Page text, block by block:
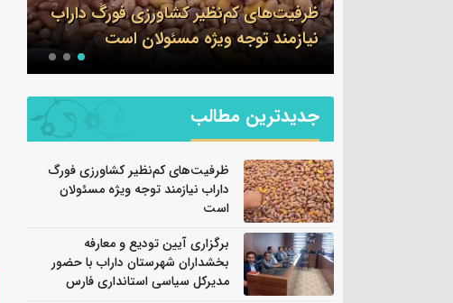
ظرفیت‌های کم‌نظیر کشاورزی فورگ داراب
نیازمند توجه ویژه مسئولان است
جدیدترین مطالب
ظرفیت‌های کم‌نظیر کشاورزی فورگ
داراب نیازمند توجه ویژه مسئولان
است
برگزاری آیین تودیع و معارفه
بخشداران شهرستان داراب با حضور
مدیرکل سیاسی استانداری فارس